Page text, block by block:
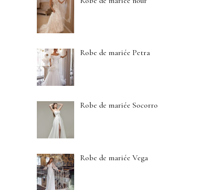
Robe de mariée Petra
Robe de mariée Socorro
Robe de mariée Vega